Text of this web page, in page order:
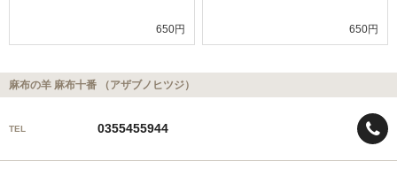
650円 650円
麻布の羊 麻布十番 （アザブノヒツジ）
TEL 0355455944